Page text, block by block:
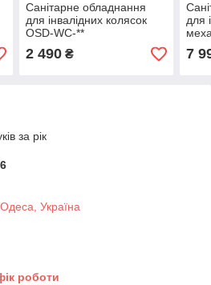
Санітарне обладнання
для інвалідних колясок
OSD-WC-**
2 490₴
для
7
за рік
Україна
роботи